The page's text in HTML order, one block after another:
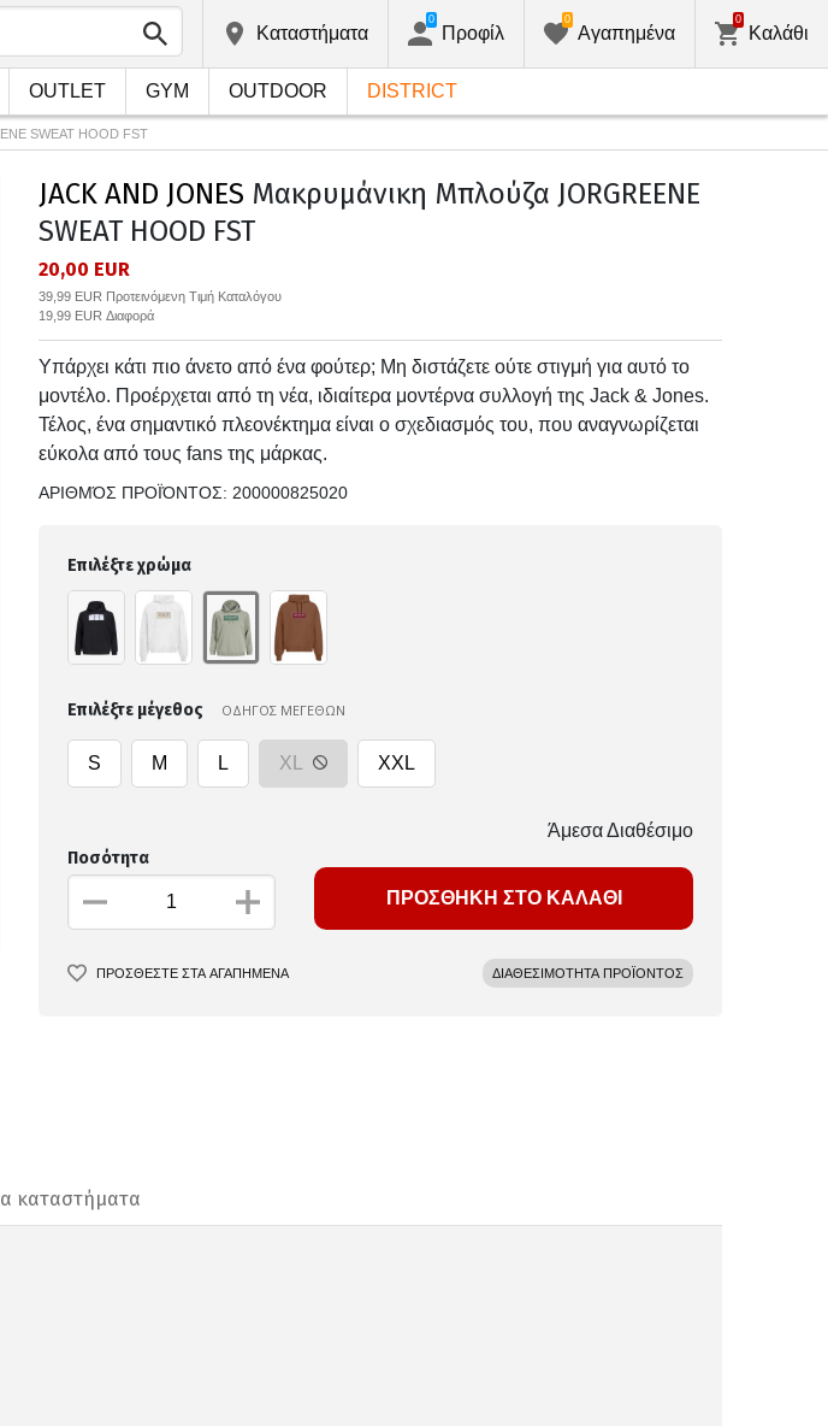
Kαταστήματα Προφίλ
0
Αγαπημένα
0
Καλάθι
0
OUTLET GYM OUTDOOR DISTRICT
SWEAT HOOD FST
JACK AND JONES Μακρυμάνικη Μπλούζα JORGREENE
SWEAT HOOD FST
20,00 EUR
39,99 EUR Προτεινόμενη Τιμή Καταλόγου
19,99 EUR Διαφορά
Υπάρχει κάτι πιο άνετο από ένα φούτερ; Μη διστάζετε ούτε στιγμή για αυτό το
μοντέλο. Προέρχεται από τη νέα, ιδιαίτερα μοντέρνα συλλογή της Jack & Jones.
Τέλος, ένα σημαντικό πλεονέκτημα είναι ο σχεδιασμός του, που αναγνωρίζεται
εύκολα από τους fans της μάρκας.
ΑΡΙΘΜΌΣ ΠΡΟΪΌΝΤΟΣ: 200000825020
Επιλέξτε χρώμα
Επιλέξτε μέγεθος ΟΔΗΓΟΣ ΜΕΓΕΘΩΝ
S M L XL XXL
Άμεσα Διαθέσιμο
Ποσότητα
ΠΡΟΣΘΗΚΗ ΣΤΟ ΚΑΛΑΘΙ
ΠΡΟΣΘΕΣΤΕ ΣΤΑ ΑΓΑΠΗΜΕΝΑ ΔΙΑΘΕΣΙΜΟΤΗΤΑ ΠΡΟΪΟΝΤΟΣ
καταστήματα